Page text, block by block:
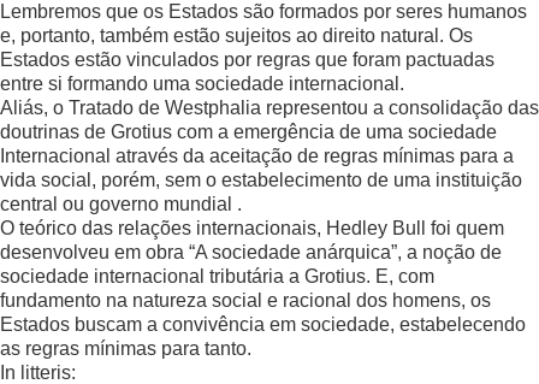
Lembremos que os Estados são formados por seres humanos
e, portanto, também estão sujeitos ao direito natural. Os
Estados estão vinculados por regras que foram pactuadas
entre si formando uma sociedade internacional.
Aliás, o Tratado de Westphalia representou a consolidação das
doutrinas de Grotius com a emergência de uma sociedade
Internacional através da aceitação de regras mínimas para a
vida social, porém, sem o estabelecimento de uma instituição
central ou governo mundial .
O teórico das relações internacionais, Hedley Bull foi quem
desenvolveu em obra “A sociedade anárquica”, a noção de
sociedade internacional tributária a Grotius. E, com
fundamento na natureza social e racional dos homens, os
Estados buscam a convivência em sociedade, estabelecendo
as regras mínimas para tanto.
In litteris: